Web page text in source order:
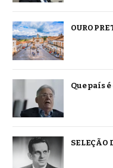
OURO
Que país é
SELEÇÃO